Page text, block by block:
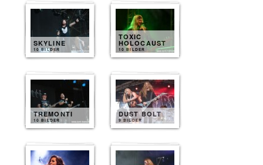
SKYLINE
10 BILDER
TOXIC
HOLOCAUST
10 BILDER
TREMONTI
10 BILDER
DUST BOLT
9 BILDER